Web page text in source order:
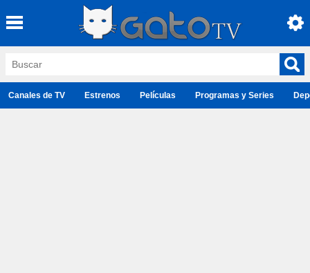
Canales de TV Estrenos Películas Programas y Series